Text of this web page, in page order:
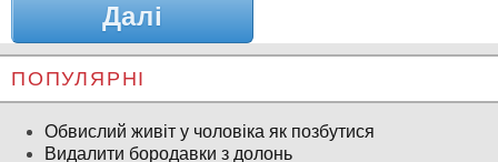
Далі
ПОПУЛЯРНІ
Обвислий живіт у чоловіка як позбутися
Видалити бородавки з долонь